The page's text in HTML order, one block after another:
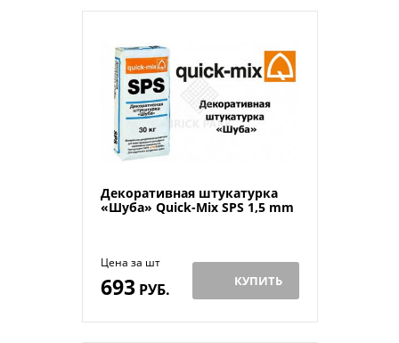
Декоративная штукатурка
«Шуба» Quick-Mix SPS 1,5 mm
Цена за шт
693РУБ. КУПИТЬ